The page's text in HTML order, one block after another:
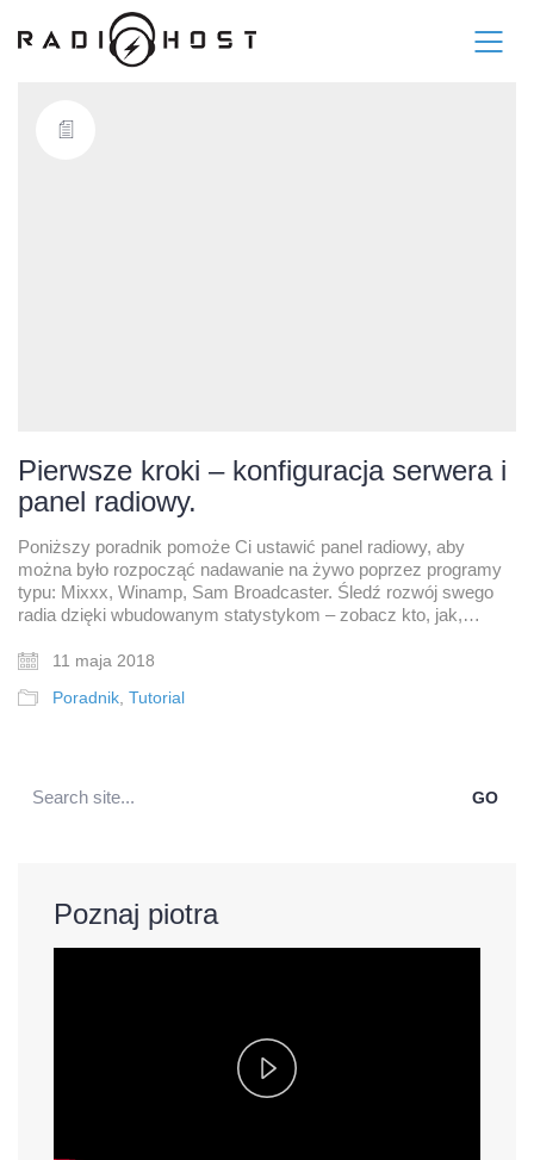
Pierwsze kroki – konfiguracja serwera i
panel radiowy.
Poniższy poradnik pomoże Ci ustawić panel radiowy, aby
można było rozpocząć nadawanie na żywo poprzez programy
typu: Mixxx, Winamp, Sam Broadcaster. Śledź rozwój swego
radia dzięki wbudowanym statystykom – zobacz kto, jak,…
11 maja 2018
Poradnik, Tutorial
for:
Poznaj piotra